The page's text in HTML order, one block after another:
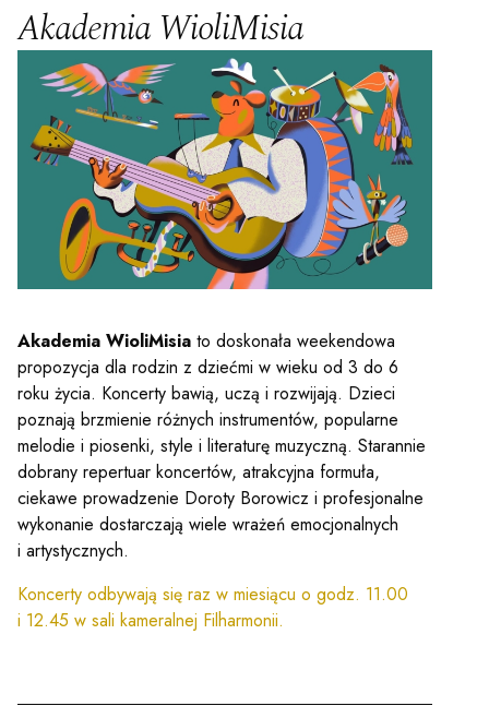
sal
YOUTUBE INSTAGRAM
Praca
Akademia WioliMisia
Akademia WioliMisia to doskonała weekendowa
propozycja dla rodzin z dziećmi w wieku od 3 do 6
roku życia. Koncerty bawią, uczą i rozwijają. Dzieci
poznają brzmienie różnych instrumentów, popularne
melodie i piosenki, style i literaturę muzyczną. Starannie
dobrany repertuar koncertów, atrakcyjna formuła,
ciekawe prowadzenie Doroty Borowicz i profesjonalne
wykonanie dostarczają wiele wrażeń emocjonalnych
i artystycznych.
Koncerty odbywają się raz w miesiącu o godz. 11.00
i 12.45 w sali kameralnej Filharmonii.